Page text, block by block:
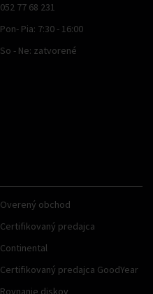
052 77 68 231
Pon- Pia: 7:30 - 16:00
So - Ne: zatvorené
Overený obchod
Certifikovaný predajca
Continental
Certifikovaný predajca GoodYear
Rovnanie diskov